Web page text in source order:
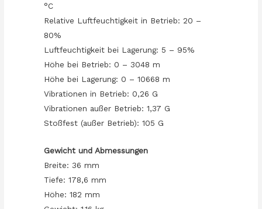
°C
Relative Luftfeuchtigkeit in Betrieb: 20 –
80%
Luftfeuchtigkeit bei Lagerung: 5 – 95%
Höhe bei Betrieb: 0 – 3048 m
Höhe bei Lagerung: 0 – 10668 m
Vibrationen in Betrieb: 0,26 G
Vibrationen außer Betrieb: 1,37 G
Stoßfest (außer Betrieb): 105 G
Gewicht und Abmessungen
Breite: 36 mm
Tiefe: 178,6 mm
Höhe: 182 mm